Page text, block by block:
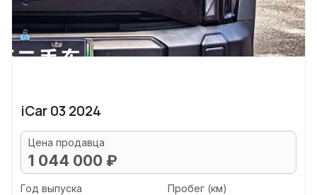
iCar 03 2024
Цена продавца
1 044 000 ₽
Год выпуска Пробег (км)